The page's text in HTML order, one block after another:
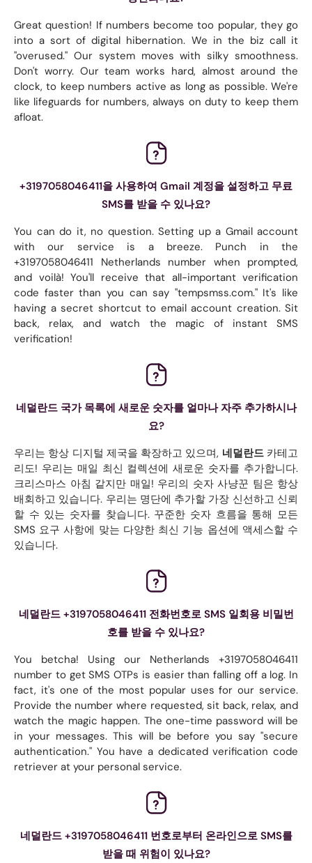
Great question! If numbers become too popular, they go
into a sort of digital hibernation. We in the biz call it
"overused." Our system moves with silky smoothness.
Don't worry. Our team works hard, almost around the
clock, to keep numbers active as long as possible. We're
like lifeguards for numbers, always on duty to keep them
afloat.
+3197058046411을 사용하여 Gmail 계정을 설정하고 무료
SMS를 받을 수 있나요?
You can do it, no question. Setting up a Gmail account
with our service is a breeze. Punch in the
+3197058046411 Netherlands number when prompted,
and voilà! You'll receive that all-important verification
code faster than you can say "tempsmss.com." It's like
having a secret shortcut to email account creation. Sit
back, relax, and watch the magic of instant SMS
verification!
네덜란드 국가 목록에 새로운 숫자를 얼마나 자주 추가하시나
요?
우리는 항상 디지털 제국을 확장하고 있으며, 네덜란드카테고
리도! 우리는 매일 최신 컬렉션에 새로운 숫자를 추가합니다.
크리스마스 아침 같지만 매일! 우리의 숫자 사냥꾼 팀은 항상
배회하고 있습니다. 우리는 명단에 추가할 가장 신선하고 신뢰
할 수 있는 숫자를 찾습니다. 꾸준한 숫자 흐름을 통해 모든
SMS 요구 사항에 맞는 다양한 최신 기능 옵션에 액세스할 수
있습니다.
네덜란드 +3197058046411 전화번호로 SMS 일회용 비밀번
호를 받을 수 있나요?
You betcha! Using our Netherlands +3197058046411
number to get SMS OTPs is easier than falling off a log. In
fact, it's one of the most popular uses for our service.
Provide the number where requested, sit back, relax, and
watch the magic happen. The one-time password will be
in your messages. This will be before you say "secure
authentication." You have a dedicated verification code
retriever at your personal service.
네덜란드 +3197058046411 번호로부터 온라인으로 SMS를
받을 때 위험이 있나요?